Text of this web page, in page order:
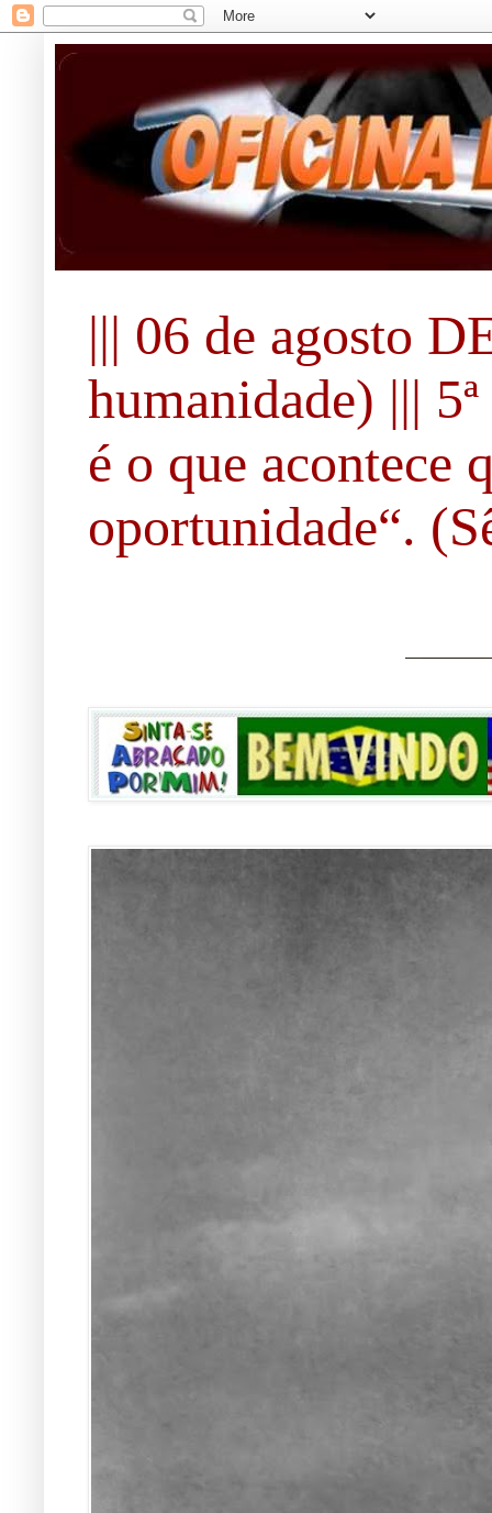
||| 06 de agosto
humanidade) |||
é o que acontece
oportunidade“.